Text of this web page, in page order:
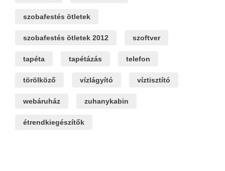
szobafestés ötletek
szobafestés ötletek 2012 szoftver
tapéta tapétázás telefon
törölköző vízlágyító víztisztító
webáruház zuhanykabin
étrendkiegészítők